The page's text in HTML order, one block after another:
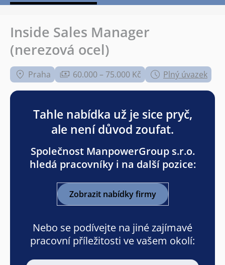
Inside Sales Manager
(nerezová ocel)
Praha 60.000 – 75.000 Kč Plný úvazek
Tahle nabídka už je sice pryč,
ale není důvod zoufat.
Společnost ManpowerGroup s.r.o.
hledá pracovníky i na další pozice:
Zobrazit nabídky firmy
Nebo se podívejte na jiné zajímavé
pracovní příležitosti ve vašem okolí: